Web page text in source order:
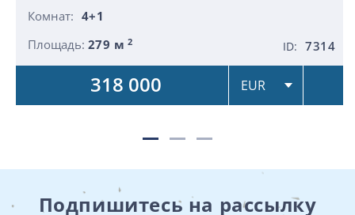
Комнат: 4+1
Площадь: 279 м2 ID: 7314
318 000
Подпишитесь на рассылку